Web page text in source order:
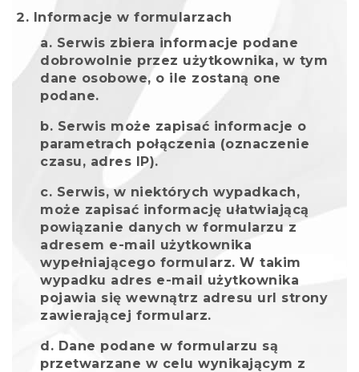
Informacje w formularzach
Serwis zbiera informacje podane
dobrowolnie przez użytkownika, w tym
dane osobowe, o ile zostaną one
podane.
Serwis może zapisać informacje o
parametrach połączenia (oznaczenie
czasu, adres IP).
Serwis, w niektórych wypadkach,
może zapisać informację ułatwiającą
powiązanie danych w formularzu z
adresem e-mail użytkownika
wypełniającego formularz. W takim
wypadku adres e-mail użytkownika
pojawia się wewnątrz adresu url strony
zawierającej formularz.
Dane podane w formularzu są
przetwarzane w celu wynikającym z